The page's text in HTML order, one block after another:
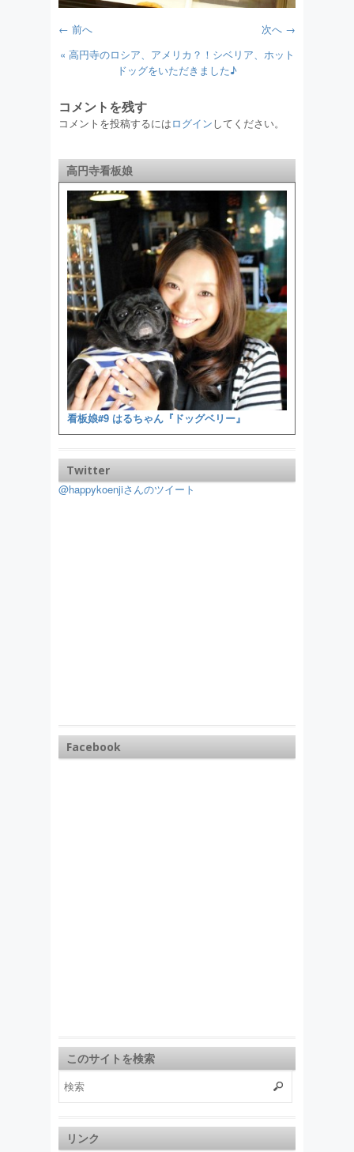
← 前へ
次へ →
« 高円寺のロシア、アメリカ？！シベリア、ホット
ドッグをいただきました♪
コメントを残す
コメントを投稿するにはログインしてください。
高円寺看板娘
看板娘#9 はるちゃん『ドッグベリー』
Twitter
@happykoenjiさんのツイート
Facebook
このサイトを検索
リンク